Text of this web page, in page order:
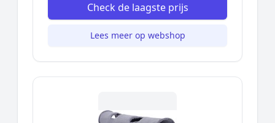
Check de laagste prijs
Lees meer op webshop